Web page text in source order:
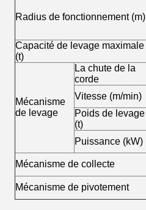
Radius de fonctionnement (m)
Capacité de levage maximale
(t)
Mécanisme
de levage
La chute de la
corde
Vitesse (m/min)
Poids de levage
(t)
Puissance (kW)
Mécanisme de collecte
Mécanisme de pivotement